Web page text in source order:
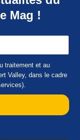
Mag !
traitement et au
Valley, dans le cadre